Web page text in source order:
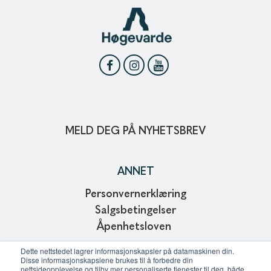
Dette nettstedet lagrer informasjonskapsler på datamaskinen din.
Disse informasjonskapslene brukes til å forbedre din
nettsideopplevelse og tilby mer personaliserte tjenester til deg, både
ANNET
Personvernerklæring
Salgsbetingelser
Åpenhetsloven
Copyright © 2024
Webdesign and development of Affinitet AS
MELD DEG PÅ NYHETSBREV